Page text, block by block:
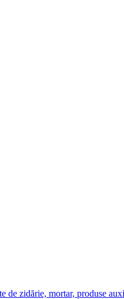
de zidărie, mortar, produse